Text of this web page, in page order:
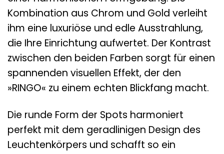
Kombination aus Chrom und Gold verleiht
ihm eine luxuriöse und edle Ausstrahlung,
die Ihre Einrichtung aufwertet. Der Kontrast
zwischen den beiden Farben sorgt für einen
spannenden visuellen Effekt, der den
»RINGO« zu einem echten Blickfang macht.
Die runde Form der Spots harmoniert
perfekt mit dem geradlinigen Design des
Leuchtenkörpers und schafft so ein